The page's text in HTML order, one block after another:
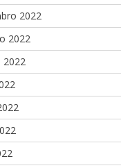
2022
2022
2022